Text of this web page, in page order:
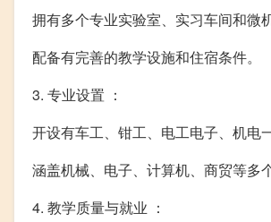
拥有多个专业实验室、实习车间和微机
配备有完善的教学设施和住宿条件。
3. 专业设置 ：
开设有车工、钳工、电工电子、机电
涵盖机械、电子、计算机、商贸等多
4. 教学质量与就业 ：